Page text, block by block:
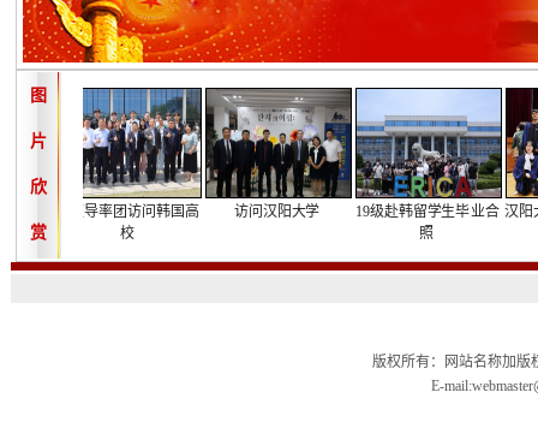
图
片
欣
赏
校领导率团访问韩国高
校
访问汉阳大学
19级赴韩留学生毕业合
照
汉阳
版权所有：网站名称加
E-